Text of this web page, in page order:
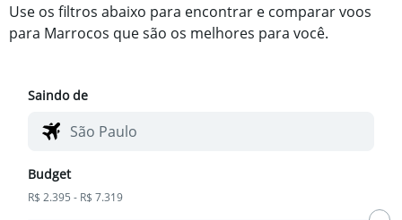
Use os filtros abaixo para encontrar e comparar voos
para Marrocos que são os melhores para você.
Saindo de
Budget
R$ 2.395 - R$ 7.319